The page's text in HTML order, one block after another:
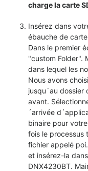
charge la carte
Insérez dans
ébauche de
Dans le premier
"custom Folder".
dans lequel les
Nous avons
jusqu´au dossier
avant.
´arrivée
binaire pour
fois le processus
fichier appelé
et insérez-la
DNX4230BT.